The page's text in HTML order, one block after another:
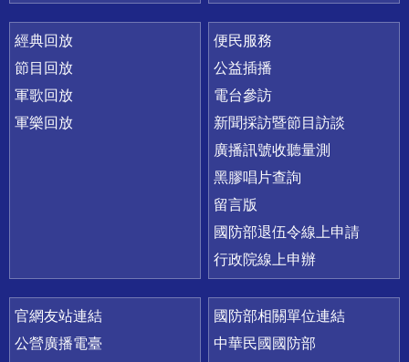
經典回放
節目回放
軍歌回放
軍樂回放
便民服務
公益插播
電台參訪
新聞採訪暨節目訪談
廣播訊號收聽量測
黑膠唱片查詢
留言版
國防部退伍令線上申請
行政院線上申辦
官網友站連結
公營廣播電臺
國防部相關單位連結
中華民國國防部